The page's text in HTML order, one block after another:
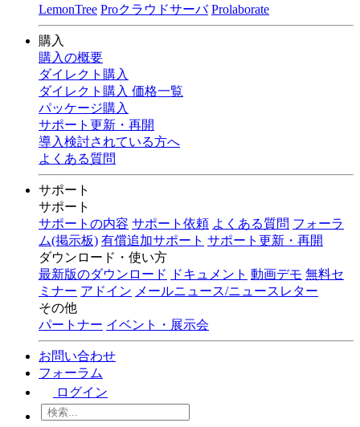
LemonTree Proクラウドサーバ Prolaborate
購入
購入の概要
ダイレクト購入
ダイレクト購入 価格一覧
パッケージ購入
サポート更新・再開
導入検討されている方へ
よくある質問
サポート
サポート
サポートの内容 サポート依頼 よくある質問 フォーラ
ム(掲示板) 有償追加サポート サポート更新・再開
ダウンロード・使い方
最新版のダウンロード
ドキュメント 動画デモ 無料セ
ミナー アドイン メールニュース/ニュースレター
その他
パートナー イベント・展示会
お問い合わせ
フォーラム
ログイン